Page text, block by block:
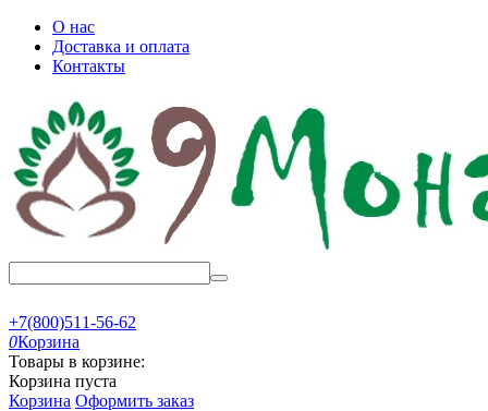
О нас
Доставка и оплата
Контакты
+7(800)511-56-62
0Корзина
Товары в корзине:
Корзина пуста
Корзина Оформить заказ